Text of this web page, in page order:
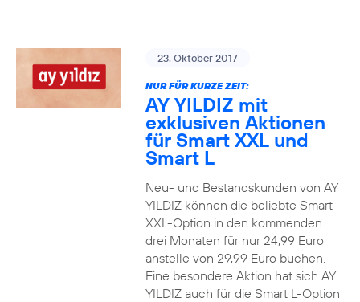
23. Oktober 2017
NUR FÜR KURZE ZEIT:
AY YILDIZ mit
exklusiven Aktionen
für Smart XXL und
Smart L
Neu- und Bestandskunden von AY
YILDIZ können die beliebte Smart
XXL-Option in den kommenden
drei Monaten für nur 24,99 Euro
anstelle von 29,99 Euro buchen.
Eine besondere Aktion hat sich AY
YILDIZ auch für die Smart L-Option